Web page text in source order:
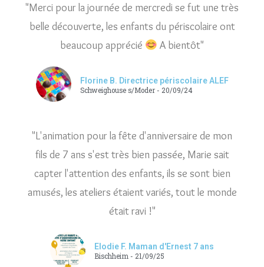
"Merci pour la journée de mercredi se fut une très
belle découverte, les enfants du périscolaire ont
beaucoup apprécié
A bientôt"
Florine B. Directrice périscolaire ALEF
Schweighouse s/Moder​ - 20/09/24
"L'animation pour la fête d'anniversaire de mon
fils de 7 ans s'est très bien passée, Marie sait
capter l'attention des enfants, ils se sont bien
amusés, les ateliers étaient variés, tout le monde
était ravi !"
Elodie F. Maman d'Ernest 7 ans
Bischheim - 21/09/25